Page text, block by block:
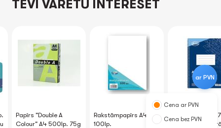
TEVI VARĒTU INTERESĒT
Papīrs "Double A
Colour" A4 500lp. 75g
Rakstāmpapīrs A4
100lp.
Klade A5 rūtiņu
FOROFIS ar
ar PVN
Cena ar PVN
Cena bez PVN